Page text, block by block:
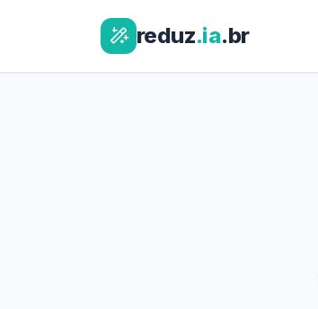
reduz.ia.br